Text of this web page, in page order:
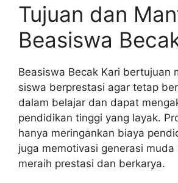
Tujuan dan
Beasiswa
Beasiswa Becak Kari bertujuan
siswa berprestasi agar tetap
dalam belajar dan dapat
pendidikan tinggi yang layak.
hanya meringankan biaya
juga memotivasi generasi muda
meraih prestasi dan berkarya.